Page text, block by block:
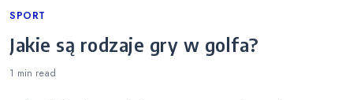
Categories
SPORT
Jakie są rodzaje gry w golfa?
1 min read